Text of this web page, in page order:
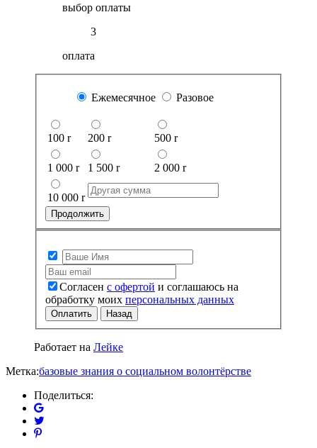
выбор оплаты
3
оплата
Ежемесячное Разовое
100 r 200 r 500 r
1 000 r 1 500 r 2 000 r
10 000 r
Продолжить
Согласен с офертой
обработку моих персональных данных
Оплатить Назад
Работает на Лейке
Метка:базовые знания о социальном волонтёрстве
Поделиться: